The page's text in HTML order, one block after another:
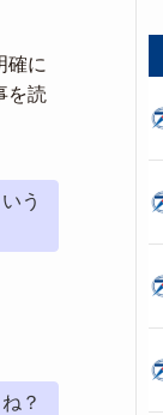
確に
を読
う
？